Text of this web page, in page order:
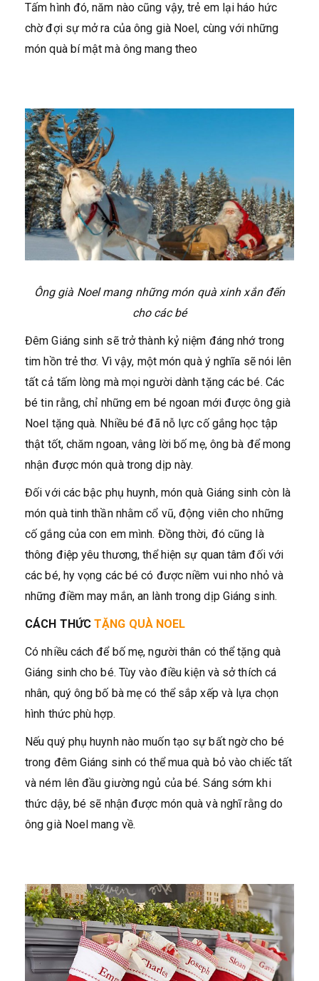
Tấm hình đó, năm nào cũng vậy, trẻ em lại háo hức
chờ đợi sự mở ra của ông già Noel, cùng với những
món quà bí mật mà ông mang theo
Ông già Noel mang những món quà xinh xắn đến
cho các bé
Đêm Giáng sinh sẽ trở thành kỷ niệm đáng nhớ trong
tim hồn trẻ thơ. Vì vậy, một món quà ý nghĩa sẽ nói lên
tất cả tấm lòng mà mọi người dành tặng các bé. Các
bé tin rằng, chỉ những em bé ngoan mới được ông già
Noel tặng quà. Nhiều bé đã nỗ lực cố gắng học tập
thật tốt, chăm ngoan, vâng lời bố mẹ, ông bà để mong
nhận được món quà trong dịp này.
Đối với các bậc phụ huynh, món quà Giáng sinh còn là
món quà tinh thần nhằm cổ vũ, động viên cho những
cố gắng của con em mình. Đồng thời, đó cũng là
thông điệp yêu thương, thể hiện sự quan tâm đối với
các bé, hy vọng các bé có được niềm vui nho nhỏ và
những điềm may mắn, an lành trong dịp Giáng sinh.
CÁCH THỨC TẶNG QUÀ NOEL
Có nhiều cách để bố mẹ, người thân có thể tặng quà
Giáng sinh cho bé. Tùy vào điều kiện và sở thích cá
nhân, quý ông bố bà mẹ có thể sắp xếp và lựa chọn
hình thức phù hợp.
Nếu quý phụ huynh nào muốn tạo sự bất ngờ cho bé
trong đêm Giáng sinh có thể mua quà bỏ vào chiếc tất
và ném lên đầu giường ngủ của bé. Sáng sớm khi
thức dậy, bé sẽ nhận được món quà và nghĩ rằng do
ông già Noel mang về.